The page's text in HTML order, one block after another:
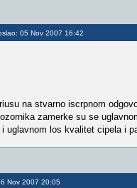
05 Nov 2007 16:42
na stvarno iscrpnom
zamerke su se
uglavnom los kvalitet cipela i
Nov 2007 20:05